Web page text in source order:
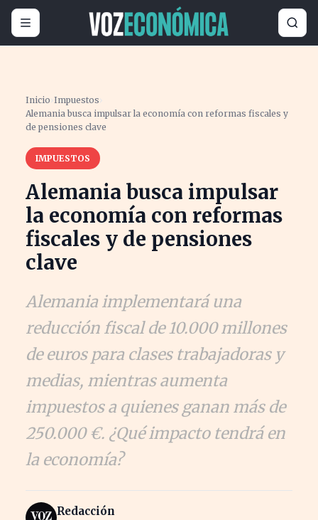
Inicio ›Impuestos ›
Alemania busca impulsar la economía con reformas fiscales y
de pensiones clave
IMPUESTOS
Alemania busca impulsar
la economía con reformas
fiscales y de pensiones
clave
Alemania implementará una
reducción fiscal de 10.000 millones
de euros para clases trabajadoras y
medias, mientras aumenta
impuestos a quienes ganan más de
250.000 €. ¿Qué impacto tendrá en
la economía?
Redacción